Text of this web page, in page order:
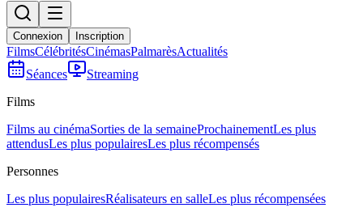
Connexion Inscription
FilmsCélébritésCinémasPalmarèsActualités
Séances
Streaming
Films
Films au cinémaSorties de la semaineProchainementLes plus
attendusLes plus populairesLes plus récompensés
Personnes
Les plus populairesRéalisateurs en salleLes plus récompensées